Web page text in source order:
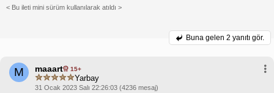
< Bu ileti mini sürüm kullanılarak atıldı >
Buna gelen 2 yanıtı gör.
M maaart 15+
Yarbay
31 Ocak 2023 Salı 22:26:03 (4236 mesaj)